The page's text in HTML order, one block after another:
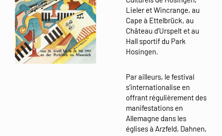
Lieler et Wincrange, au
Cape à Ettelbrück, au
Château d’Urspelt et au
Hall sportif du Park
Hosingen.
Par ailleurs, le festival
s’internationalise en
offrant régulièrement des
manifestations en
Allemagne dans les
églises à Arzfeld, Dahnen,